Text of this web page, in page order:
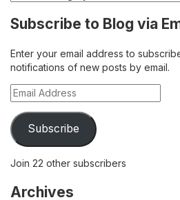
Subscribe to Blog via
Enter your email address to
notifications of new posts by email.
Email
Address
Subscribe
Join 22 other subscribers
Archives